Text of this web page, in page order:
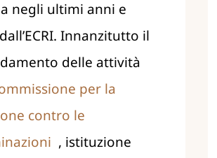
negli ultimi anni e
Innanzitutto il
delle attività
per la
contro le
, istituzione